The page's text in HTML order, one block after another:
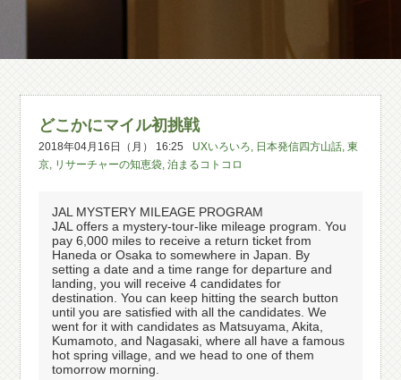
どこかにマイル初挑戦
2018年04月16日（月） 16:25 UXいろいろ, 日本発信四方山話,東
京, リサーチャーの知恵袋,泊まるコトコロ
JAL MYSTERY MILEAGE PROGRAM
JAL offers a mystery-tour-like mileage program. You
pay 6,000 miles to receive a return ticket from
Haneda or Osaka to somewhere in Japan. By
setting a date and a time range for departure and
landing, you will receive 4 candidates for
destination. You can keep hitting the search button
until you are satisfied with all the candidates. We
went for it with candidates as Matsuyama, Akita,
Kumamoto, and Nagasaki, where all have a famous
hot spring village, and we head to one of them
tomorrow morning.